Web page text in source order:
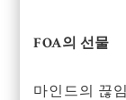
FOA의 선물
마인드의 끊